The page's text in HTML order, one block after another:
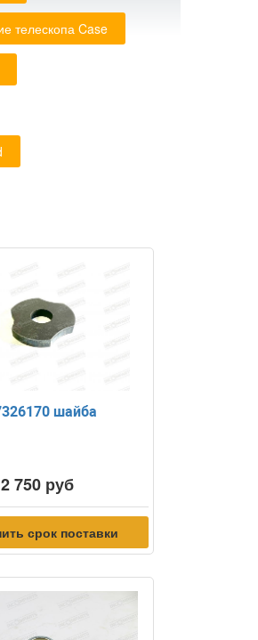
телескопа Case
шайба
2 750 руб
срок поставки